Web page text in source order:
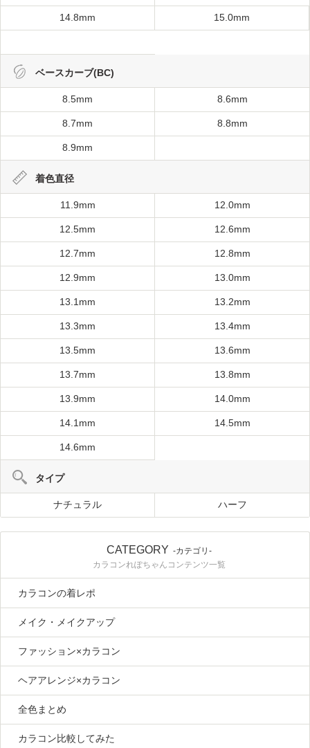
14.8mm 15.0mm
ベースカーブ(BC)
8.5mm 8.6mm
8.7mm 8.8mm
8.9mm
着色直径
11.9mm 12.0mm
12.5mm 12.6mm
12.7mm 12.8mm
12.9mm 13.0mm
13.1mm 13.2mm
13.3mm 13.4mm
13.5mm 13.6mm
13.7mm 13.8mm
13.9mm 14.0mm
14.1mm 14.5mm
14.6mm
タイプ
ナチュラル ハーフ
CATEGORY -カテゴリ-
カラコンれぽちゃんコンテンツ一覧
カラコンの着レポ
メイク・メイクアップ
ファッション×カラコン
ヘアアレンジ×カラコン
全色まとめ
カラコン比較してみた